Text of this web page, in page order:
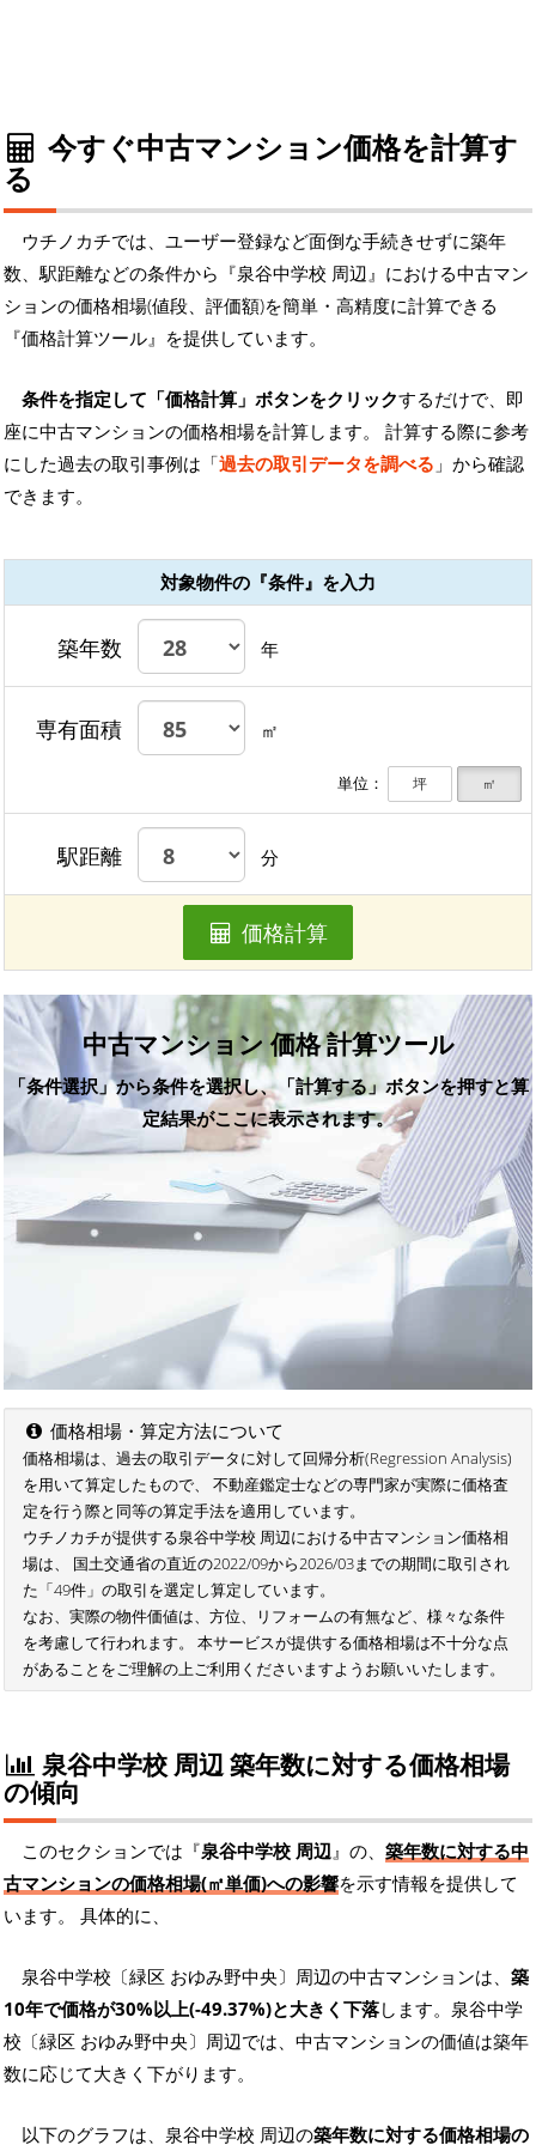
今すぐ中古マンション価格を計算す
る
ウチノカチでは、ユーザー登録など面倒な手続きせずに築年
数、駅距離などの条件から『泉谷中学校 周辺』における中古マン
ションの価格相場(値段、評価額)を簡単・高精度に計算できる
『価格計算ツール』を提供しています。
条件を指定して「価格計算」ボタンをクリックするだけで、即
座に中古マンションの価格相場を計算します。 計算する際に参考
にした過去の取引事例は「過去の取引データを調べる 」から確認
できます。
対象物件の『条件』を入力
築年数 年
専有面積 ㎡
単位： 坪 ㎡
駅距離 分
価格計算
中古マンション 価格 計算ツール
「条件選択」から条件を選択し、「計算する」ボタンを押すと算
定結果がここに表示されます。
価格相場・算定方法について
価格相場は、過去の取引データに対して回帰分析(Regression Analysis)
を用いて算定したもので、 不動産鑑定士などの専門家が実際に価格査
定を行う際と同等の算定手法を適用しています。
ウチノカチが提供する泉谷中学校 周辺における中古マンション価格相
場は、 国土交通省の直近の2022/09から2026/03までの期間に取引され
た「49件」の取引を選定し算定しています。
なお、実際の物件価値は、方位、リフォームの有無など、様々な条件
を考慮して行われます。 本サービスが提供する価格相場は不十分な点
があることをご理解の上ご利用くださいますようお願いいたします。
泉谷中学校 周辺 築年数に対する価格相場
の傾向
このセクションでは『泉谷中学校 周辺』の、 築年数に対する中
古マンションの価格相場(㎡単価)への影響を示す情報を提供して
います。 具体的に、
泉谷中学校〔緑区 おゆみ野中央〕周辺の中古マンションは、 築
10年で価格が30%以上(-49.37%)と大きく下落します。泉谷中学
校〔緑区 おゆみ野中央〕周辺では、中古マンションの価値は築年
数に応じて大きく下がります。
以下のグラフは、泉谷中学校 周辺の築年数に対する価格相場の